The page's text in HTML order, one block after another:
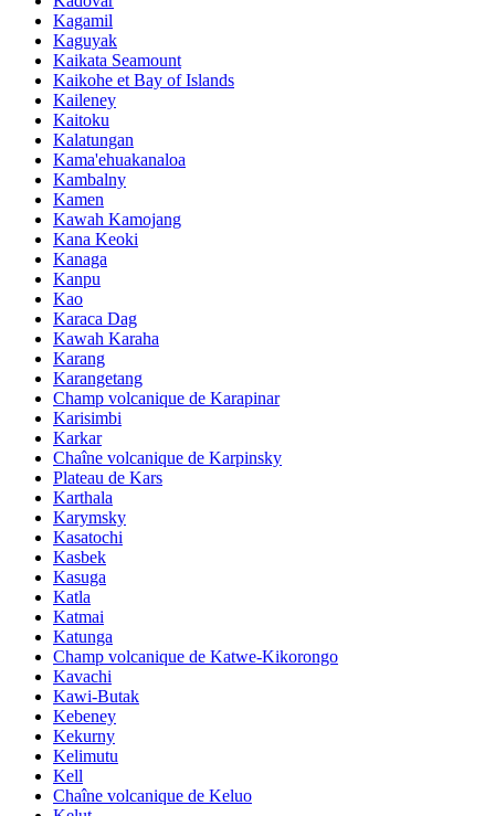
Kagamil
Kaguyak
Kaikata Seamount
Kaikohe et Bay of Islands
Kaileney
Kaitoku
Kalatungan
Kama'ehuakanaloa
Kambalny
Kamen
Kawah Kamojang
Kana Keoki
Kanaga
Kanpu
Kao
Karaca Dag
Kawah Karaha
Karang
Karangetang
Champ volcanique de Karapinar
Karisimbi
Karkar
Chaîne volcanique de Karpinsky
Plateau de Kars
Karthala
Karymsky
Kasatochi
Kasbek
Kasuga
Katla
Katmai
Katunga
Champ volcanique de Katwe-Kikorongo
Kavachi
Kawi-Butak
Kebeney
Kekurny
Kelimutu
Kell
Chaîne volcanique de Keluo